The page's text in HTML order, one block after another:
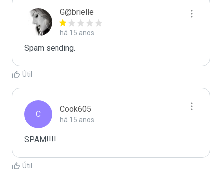
G@brielle
há 15 anos
Spam sending.
Útil
C
Cook605
há 15 anos
SPAM!!!!
Útil